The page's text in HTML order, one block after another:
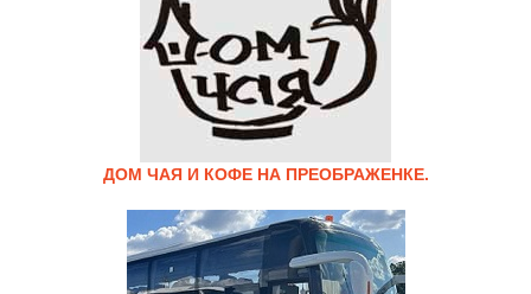
ДОМ ЧАЯ И КОФЕ НА ПРЕОБРАЖЕНКЕ.